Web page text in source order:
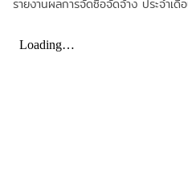
รายงานผลการจัดซื้อจัดจ้าง ประจำเ